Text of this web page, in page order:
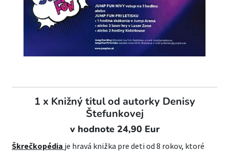
1 x Knižný titul od autorky Denisy
Štefunkovej
v hodnote 24,90 Eur
Škrečkopédia je hravá knižka pre deti od 8 rokov, ktoré